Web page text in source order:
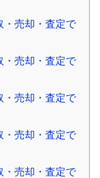
・売却・査定で
・売却・査定で
・売却・査定で
・売却・査定で
・売却・査定で